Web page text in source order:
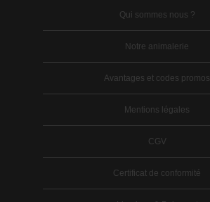
Qui sommes nous ?
Notre animalerie
Avantages et codes promos
Mentions légales
CGV
Certificat de conformité